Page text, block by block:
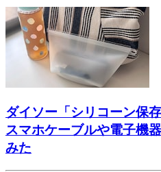
ダイソー「シリコーン保
スマホケーブルや電子機
みた